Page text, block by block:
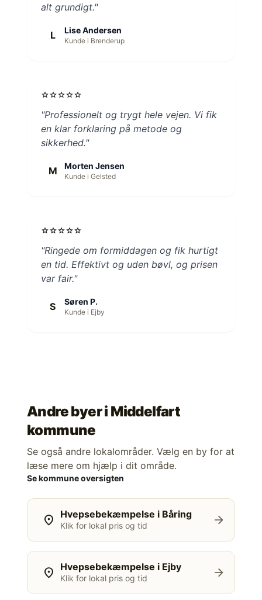
alt grundigt."
L Lise Andersen
Kunde i Brenderup
starstarstarstarstar
"Professionelt og trygt hele vejen. Vi fik
en klar forklaring på metode og
sikkerhed."
M Morten Jensen
Kunde i Gelsted
starstarstarstarstar
"Ringede om formiddagen og fik hurtigt
en tid. Effektivt og uden bøvl, og prisen
var fair."
S Søren P.
Kunde i Ejby
Andre byer i Middelfart
kommune
Se også andre lokalområder. Vælg en by for at
læse mere om hjælp i dit område.
Se kommune oversigten
location_on Hvepsebekæmpelse i Båring
Klik for lokal pris og tid arrow_forward
location_on Hvepsebekæmpelse i Ejby
Klik for lokal pris og tid arrow_forward